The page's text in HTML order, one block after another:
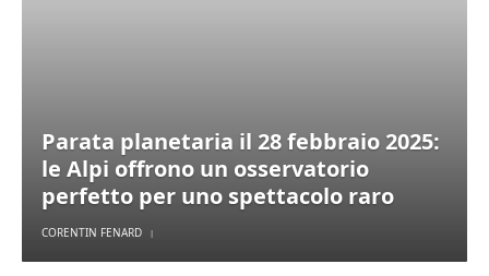
Parata planetaria il 28 febbraio 2025:
le Alpi offrono un osservatorio
perfetto per uno spettacolo raro
CORENTIN FENARD